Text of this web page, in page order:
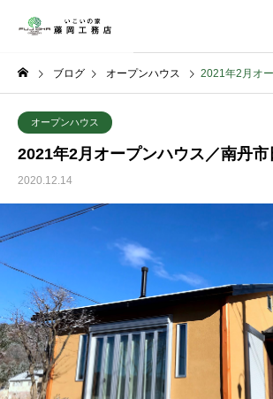
ブログ オープンハウス 2021年2月オープ
オープンハウス
2021年2月オープンハウス／南丹市
2020.12.14